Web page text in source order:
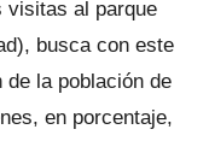
visitas al parque
busca con este
la población de
en porcentaje,